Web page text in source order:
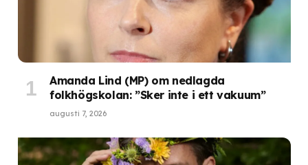
Amanda Lind (MP) om nedlagda
folkhögskolan: ”Sker inte i ett vakuum”
augusti 7, 2026